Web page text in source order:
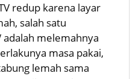
redup karena layar
salah satu
adalah melemahnya
masa pakai,
lemah sama